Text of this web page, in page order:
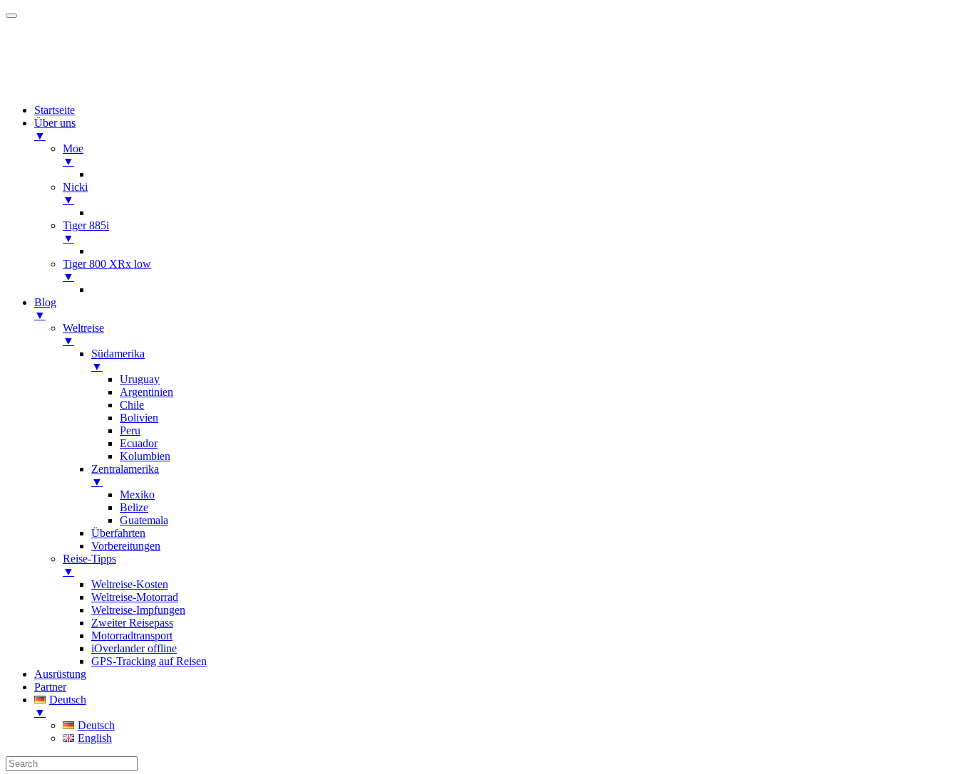
Startseite
Über uns
▼
Moe
▼
Nicki
▼
Tiger 885i
▼
Tiger 800 XRx low
▼
Blog
▼
Weltreise
▼
Südamerika
▼
Uruguay
Argentinien
Chile
Bolivien
Peru
Ecuador
Kolumbien
Zentralamerika
▼
Mexiko
Belize
Guatemala
Überfahrten
Vorbereitungen
Reise-Tipps
▼
Weltreise-Kosten
Weltreise-Motorrad
Weltreise-Impfungen
Zweiter Reisepass
Motorradtransport
iOverlander offline
GPS-Tracking auf Reisen
Ausrüstung
Partner
Deutsch
▼
Deutsch
English